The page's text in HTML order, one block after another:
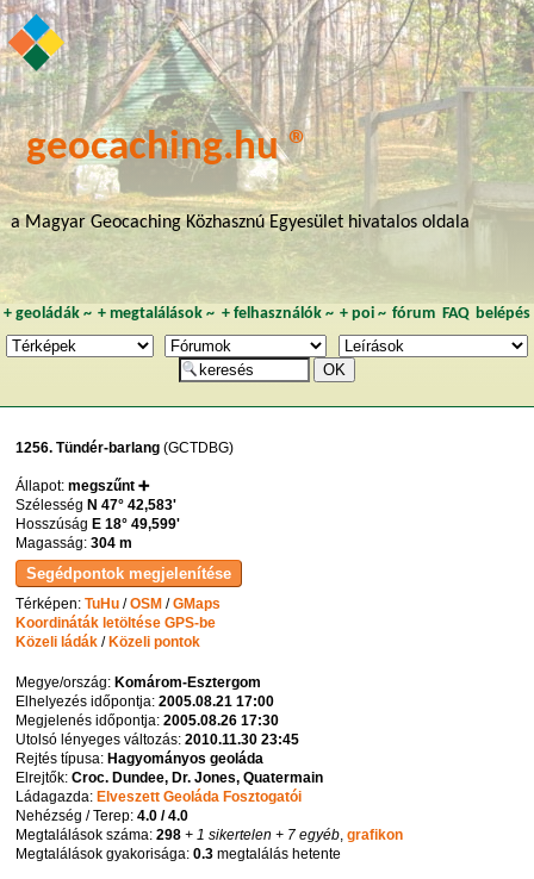
geocaching.hu ®
a Magyar Geocaching Közhasznú Egyesület hivatalos oldala
+ geoládák~ +megtalálások ~ + felhasználók~ + poi~ fórum FAQ belépés
1256. Tündér-barlang (GCTDBG)
Állapot:megszűnt ➕
SzélességN 47° 42,583'
HosszúságE 18° 49,599'
Magasság:304 m
Térképen:TuHu /OSM /GMaps
Koordináták letöltése GPS-be
Közeli ládák / Közeli pontok
Megye/ország: Komárom-Esztergom
Elhelyezés időpontja:2005.08.21 17:00
Megjelenés időpontja:2005.08.26 17:30
Utolsó lényeges változás:2010.11.30 23:45
Rejtés típusa: Hagyományos geoláda
Elrejtők:Croc. Dundee, Dr. Jones, Quatermain
Ládagazda: Elveszett Geoláda Fosztogatói
Nehézség / Terep:4.0 / 4.0
Megtalálások száma:298 + 1 sikertelen + 7 egyéb,grafikon
Megtalálások gyakorisága:0.3 megtalálás hetente